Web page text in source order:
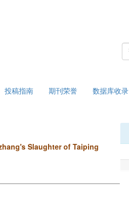
投稿指南 期刊荣誉 数据库收录
Slaughter of Taiping